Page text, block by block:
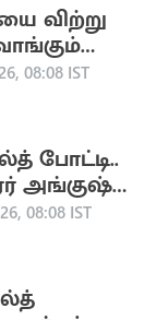
விற்று
08:08 IST
போட்டி..
அங்குஷ்
08:08 IST